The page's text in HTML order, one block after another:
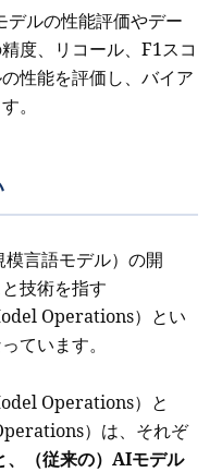
ルの性能評価やデー
度、リコール、F1スコ
性能を評価し、バイア
。
言語モデル）の開
技術を指す
Operations）とい
ています。
Operations）と
）は、それぞ
（従来の）AIモデル